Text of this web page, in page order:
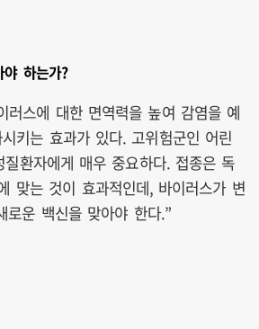
하는가?
러스에 대한 면역력을 높여 감염을 예
키는 효과가 있다. 고위험군인 어린
환자에게 매우 중요하다. 접종은 독
맞는 것이 효과적인데, 바이러스가 변
로운 백신을 맞아야 한다.”